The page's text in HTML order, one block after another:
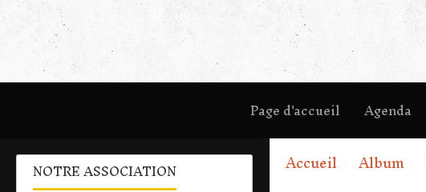
Page d'accueil Agenda
Accueil Album
NOTRE ASSOCIATION